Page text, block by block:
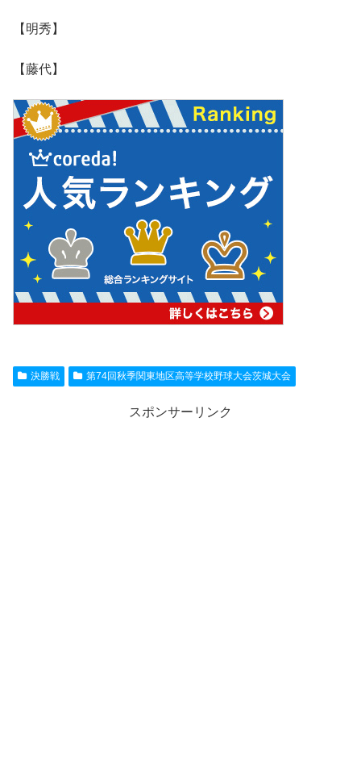
【明秀】
【藤代】
決勝戦 第74回秋季関東地区高等学校野球大会茨城大会
スポンサーリンク